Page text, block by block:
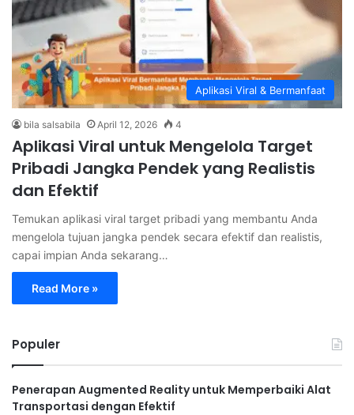
Aplikasi Viral & Bermanfaat
bila salsabila April 12, 2026 4
Aplikasi Viral untuk Mengelola Target
Pribadi Jangka Pendek yang Realistis
dan Efektif
Temukan aplikasi viral target pribadi yang membantu Anda
mengelola tujuan jangka pendek secara efektif dan realistis,
capai impian Anda sekarang…
Read More »
Populer
Penerapan Augmented Reality untuk Memperbaiki Alat
Transportasi dengan Efektif